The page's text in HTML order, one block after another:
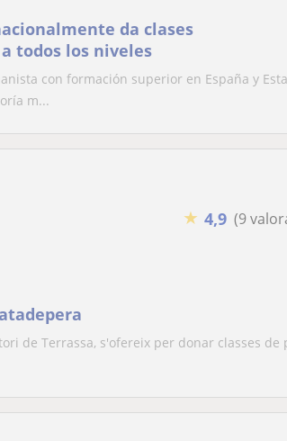
da clases
todos los niveles
con formación superior en España y
m...
★ 4,9 (9
de Terrassa, s'ofereix per donar classes de